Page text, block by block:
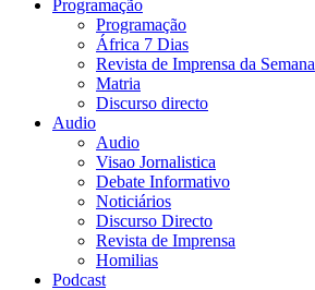
Programação
Programação
África 7 Dias
Revista de Imprensa da Semana
Matria
Discurso directo
Audio
Audio
Visao Jornalistica
Debate Informativo
Noticiários
Discurso Directo
Revista de Imprensa
Homilias
Podcast